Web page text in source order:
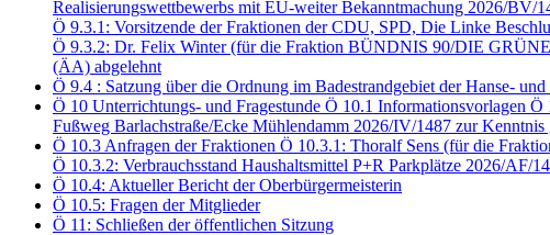
Realisierungswettbewerbs mit EU-weiter Bekanntmachung 2026/BV/
Ö 9.3.1: Vorsitzende der Fraktionen der CDU, SPD, Die Linke
Ö 9.3.2: Dr. Felix Winter (für die Fraktion BÜNDNIS 90/DIE
(ÄA) abgelehnt
Ö 9.4 : Satzung über die Ordnung im Badestrandgebiet der Hanse-
Ö 10 Unterrichtungs- und Fragestunde Ö 10.1 Informationsvorlagen
Fußweg Barlachstraße/Ecke Mühlendamm 2026/IV/1487 zur Kenntnis
Ö 10.3 Anfragen der Fraktionen Ö 10.3.1: Thoralf Sens (für die
Ö 10.3.2: Verbrauchsstand Haushaltsmittel P+R Parkplätze 2026/AF/
Ö 10.4: Aktueller Bericht der Oberbürgermeisterin
Ö 10.5: Fragen der Mitglieder
Ö 11: Schließen der öffentlichen Sitzung